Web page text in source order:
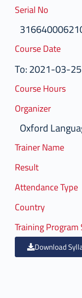
Serial No
Course Date
To: 2021-03-25
Course Hours
Organizer
Oxford
Trainer Name
Result
Attendance Type
Country
Training
Download